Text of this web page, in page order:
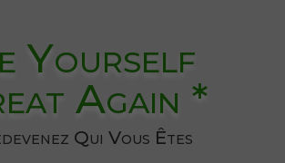
Yourself
Again *
Qui Vous Êtes